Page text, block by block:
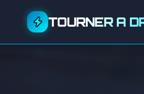
TOURNER A